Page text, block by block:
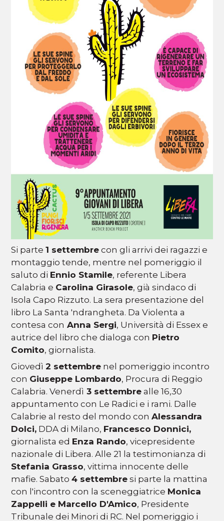
Si parte1 settembre con gli arrivi dei ragazzi e
montaggio tende, mentre nel pomeriggio il
saluto di Ennio Stamile, referente Libera
Calabria e Carolina Girasole, già sindaco di
Isola Capo Rizzuto. La sera presentazione del
libro La Santa 'ndrangheta. Da Violenta a
contesa con Anna Sergi, Università di Essex e
autrice del libro che dialoga con Pietro
Comito, giornalista.
Giovedì2 settembre nel pomeriggio incontro
con Giuseppe Lombardo, Procura di Reggio
Calabria. Venerdì 3 settembre alle 16,30
appuntamento con Le Radici e i rami. Dalle
Calabrie al resto del mondo conAlessandra
Dolci, DDA di Milano, Francesco Donnici,
giornalista ed Enza Rando, vicepresidente
nazionale di Libera. Alle 21 la testimonianza di
Stefania Grasso, vittima innocente delle
mafie. Sabato4 settembre si parte la mattina
con l'incontro con la sceneggiatrice Monica
Zappelli e Marcello D'Amico, Presidente
Tribunale dei Minori di RC. Nel pomeriggio i